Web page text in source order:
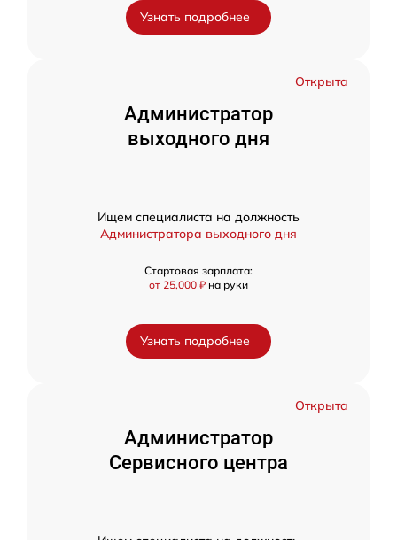
Узнать подробнее
Открыта
Администратор
выходного дня
Ищем специалиста на должность
Администратора выходного дня
Стартовая зарплата:
от 25,000 ₽ на руки
Узнать подробнее
Открыта
Администратор
Сервисного центра